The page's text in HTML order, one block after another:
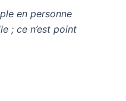
en personne
; ce n’est point